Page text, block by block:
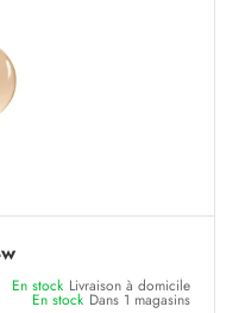
En stock Livraison à domicile
En stock Dans 1 magasins